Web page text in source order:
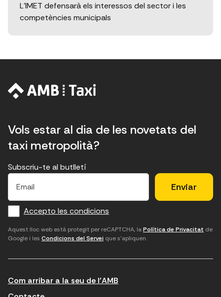
L'IMET defensarà els interessos del sector i les
competències municipals
Vols estar al dia de les novetats del
taxi metropolità?
E
f
o
r
m
i
E
c
a
m
p
r
H
u
d
'
a
e
×
Subscriu-te al butlletí
E
a
i
Accepto les condicions
Aquest lloc web està protegit per reCAPTCHA, laPolítica de Privacitat de
Google i les Condicions del Servei que s'apliquen.
Com arribar a la seu de l'AMB